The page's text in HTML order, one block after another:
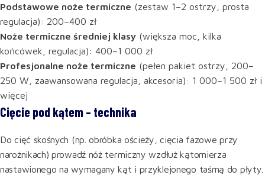
Podstawowe noże termiczne (zestaw 1–2 ostrzy, prosta
regulacja): 200–400 zł
Noże termiczne średniej klasy (większa moc, kilka
końcówek, regulacja): 400–1 000 zł
Profesjonalne noże termiczne (pełen pakiet ostrzy, 200–
250 W, zaawansowana regulacja, akcesoria): 1 000–1 500 zł i
więcej
Cięcie pod kątem – technika
Do cięć skośnych (np. obróbka ościeży, cięcia fazowe przy
narożnikach) prowadź nóż termiczny wzdłuż kątomierza
nastawionego na wymagany kąt i przyklejonego taśmą do płyty.